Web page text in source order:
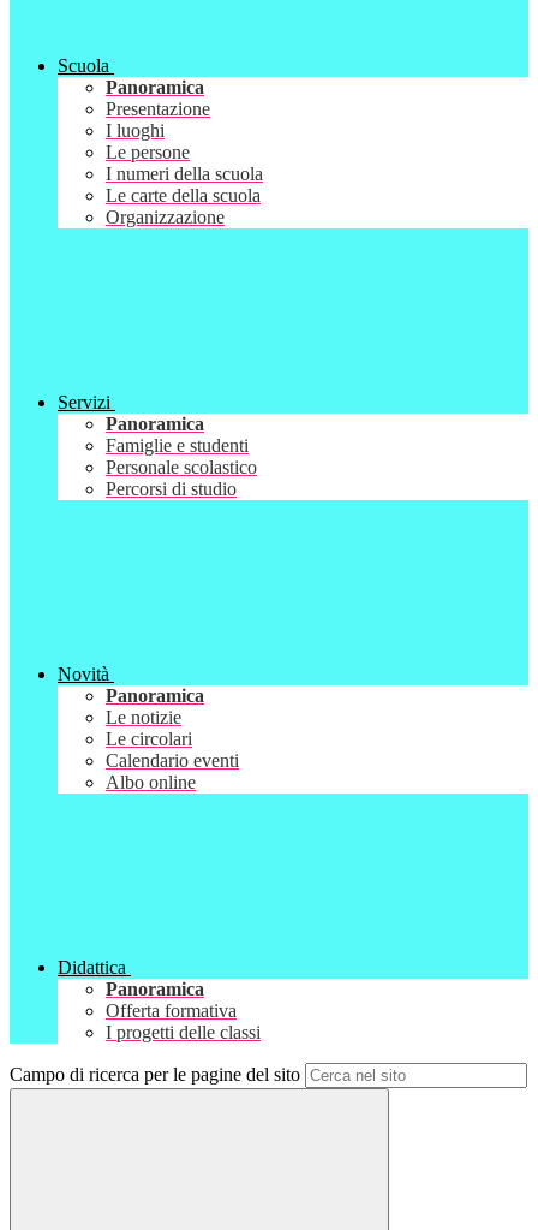
Scuola
Panoramica
Presentazione
I luoghi
Le persone
I numeri della scuola
Le carte della scuola
Organizzazione
Servizi
Panoramica
Famiglie e studenti
Personale scolastico
Percorsi di studio
Novità
Panoramica
Le notizie
Le circolari
Calendario eventi
Albo online
Didattica
Panoramica
Offerta formativa
I progetti delle classi
Campo di ricerca per le pagine del sito